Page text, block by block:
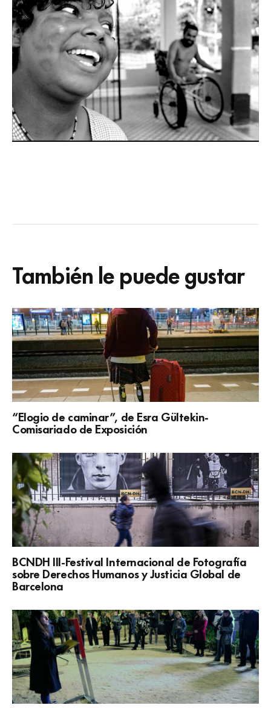
También le puede gustar
“Elogio de caminar”, de Esra Gültekin-
Comisariado de Exposición
BCNDH III-Festival Internacional de Fotografía
sobre Derechos Humanos y Justicia Global de
Barcelona